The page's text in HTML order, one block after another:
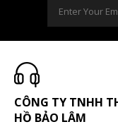
CÔNG TY TNHH
HỒ BẢO LÂM